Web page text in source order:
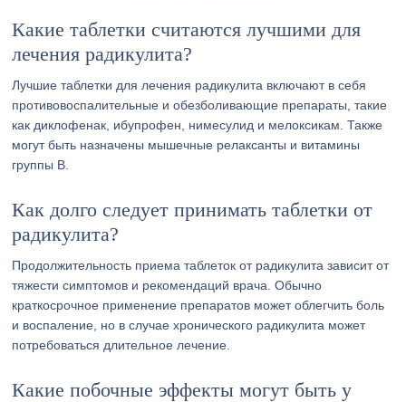
Какие таблетки считаются лучшими для
лечения радикулита?
Лучшие таблетки для лечения радикулита включают в себя
противовоспалительные и обезболивающие препараты, такие
как диклофенак, ибупрофен, нимесулид и мелоксикам. Также
могут быть назначены мышечные релаксанты и витамины
группы В.
Как долго следует принимать таблетки от
радикулита?
Продолжительность приема таблеток от радикулита зависит от
тяжести симптомов и рекомендаций врача. Обычно
краткосрочное применение препаратов может облегчить боль
и воспаление, но в случае хронического радикулита может
потребоваться длительное лечение.
Какие побочные эффекты могут быть у